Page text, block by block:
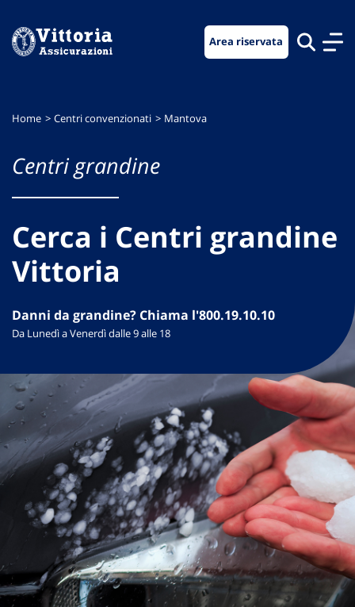
menu
contenuto
footer
Area riservata
Home Centri convenzionati Mantova
Centri grandine
Cerca i Centri grandine
Vittoria
Danni da grandine? Chiama l'800.19.10.10
Da Lunedì a Venerdì dalle 9 alle 18